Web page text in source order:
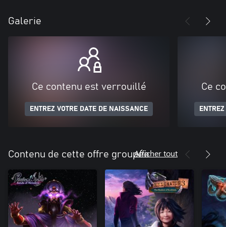
Galerie
Ce contenu est verrouillé
ENTREZ VOTRE DATE DE NAISSANCE
Ce
Contenu de cette offre groupéeAfficher tout